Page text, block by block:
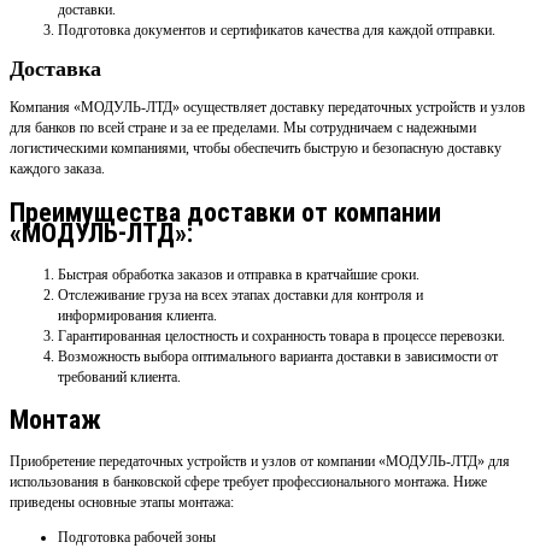
доставки.
Подготовка документов и сертификатов качества для каждой отправки.
Доставка
Компания «МОДУЛЬ-ЛТД» осуществляет доставку передаточных устройств и узлов
для банков по всей стране и за ее пределами. Мы сотрудничаем с надежными
логистическими компаниями, чтобы обеспечить быструю и безопасную доставку
каждого заказа.
Преимущества доставки от компании
«МОДУЛЬ-ЛТД»:
Быстрая обработка заказов и отправка в кратчайшие сроки.
Отслеживание груза на всех этапах доставки для контроля и
информирования клиента.
Гарантированная целостность и сохранность товара в процессе перевозки.
Возможность выбора оптимального варианта доставки в зависимости от
требований клиента.
Монтаж
Приобретение передаточных устройств и узлов от компании «МОДУЛЬ-ЛТД» для
использования в банковской сфере требует профессионального монтажа. Ниже
приведены основные этапы монтажа:
Подготовка рабочей зоны